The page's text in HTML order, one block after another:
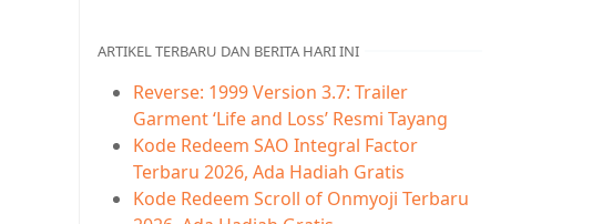
ARTIKEL TERBARU DAN BERITA HARI INI
Reverse: 1999 Version 3.7: Trailer
Garment ‘Life and Loss’ Resmi Tayang
Kode Redeem SAO Integral Factor
Terbaru 2026, Ada Hadiah Gratis
Kode Redeem Scroll of Onmyoji Terbaru